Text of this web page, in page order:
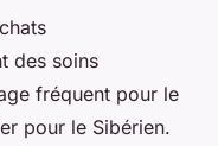
des soins
fréquent pour le
pour le Sibérien.